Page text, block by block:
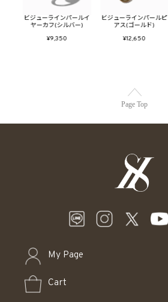
ビジューラインパールイ
ヤーカフ(シルバー)
¥9,350
ビジューラインパールピ
アス(ゴールド)
¥12,650
Page Top
My Page
Cart